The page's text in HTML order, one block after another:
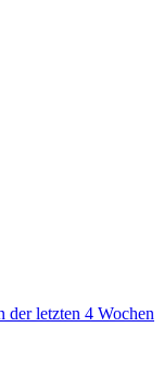
der letzten 4 Wochen